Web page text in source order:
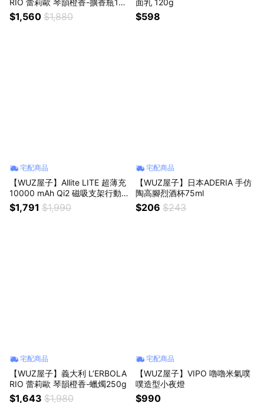
ml
$1,560 $1,880 $598
宅配商品
【WUZ屋子】Allite LITE 超薄充
10000 mAh Qi2 磁吸支架行動
電源（ 產品標示 Wh，可帶上飛
機 ）
$1,791 $1,990
宅配商品
【WUZ屋子】日本ADERIA 手仿
陶高腳烈酒杯75ml
$206 $243
宅配商品
【WUZ屋子】義大利 L’ERBOLA
RIO 蕾莉歐 琴韻橙香-蠟燭250g
$1,643 $1,980
宅配商品
【WUZ屋子】VIPO 嚕嚕米氣噗
噗造型小夜燈
$990